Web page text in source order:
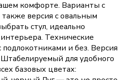
комфорте. Варианты с
версия с овальным
стул, идеально
Технические
и без. Версия
для удобного
базовых цветах: